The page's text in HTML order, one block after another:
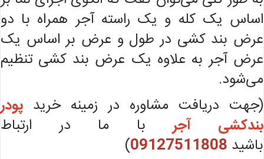
اساس یک کله و یک راسته آجر همراه با دو
عرض بند کشی در طول و عرض بر اساس یک
عرض آجر به علاوه یک عرض بند کشی تنظیم
می‌شود.
(جهت دریافت مشاوره در زمینه خرید پودر
بندکشی آجربا ما در ارتباط
باشید 09127511808
)